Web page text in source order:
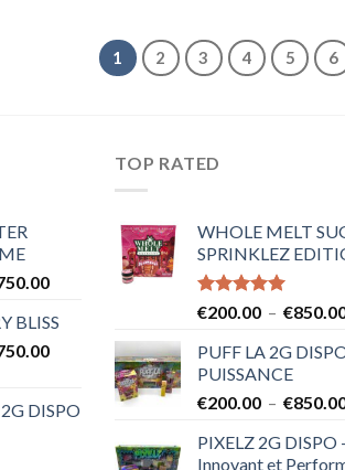
à
€750.00
1 2 3 4 5 6
Plage
prix :
€150.00
BLISS
Plage
€150.00
DISPO
TOP RATED
WHOLE MELT
SPRINKLEZ
Note 5.00
€200.00 – €
PUFF LA 2G
PUISSANCE
€200.00 – €
PIXELZ 2G DISPO -
Innovant et